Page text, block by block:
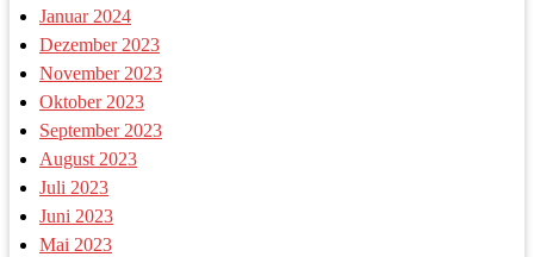
Januar 2024
Dezember 2023
November 2023
Oktober 2023
September 2023
August 2023
Juli 2023
Juni 2023
Mai 2023